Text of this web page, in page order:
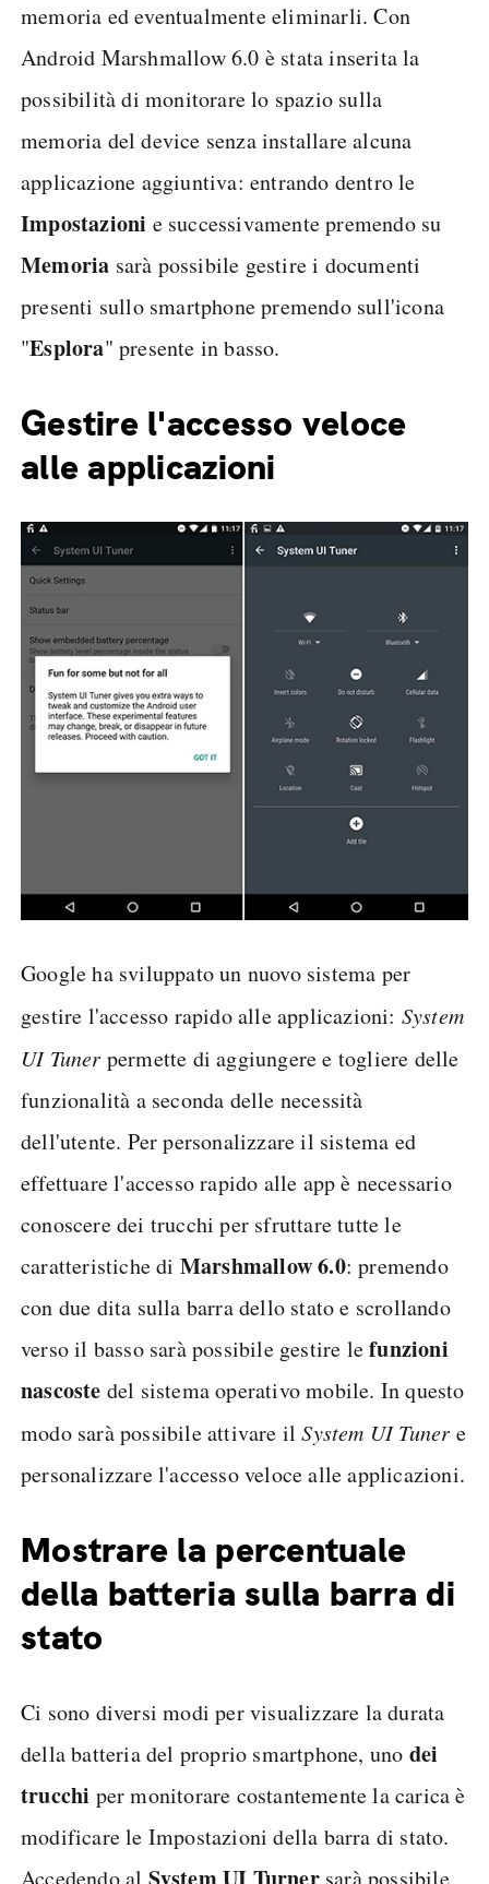
memoria ed eventualmente eliminarli. Con
Android Marshmallow 6.0 è stata inserita la
possibilità di monitorare lo spazio sulla
memoria del device senza installare alcuna
applicazione aggiuntiva: entrando dentro le
Impostazioni e successivamente premendo su
Memoria sarà possibile gestire i documenti
presenti sullo smartphone premendo sull'icona
"Esplora" presente in basso.
Gestire l'accesso veloce
alle applicazioni
Google ha sviluppato un nuovo sistema per
gestire l'accesso rapido alle applicazioni: System
UI Tuner permette di aggiungere e togliere delle
funzionalità a seconda delle necessità
dell'utente. Per personalizzare il sistema ed
effettuare l'accesso rapido alle app è necessario
conoscere dei trucchi per sfruttare tutte le
caratteristiche di Marshmallow 6.0: premendo
con due dita sulla barra dello stato e scrollando
verso il basso sarà possibile gestire lefunzioni
nascoste del sistema operativo mobile. In questo
modo sarà possibile attivare ilSystem UI Tuner e
personalizzare l'accesso veloce alle applicazioni.
Mostrare la percentuale
della batteria sulla barra di
stato
Ci sono diversi modi per visualizzare la durata
della batteria del proprio smartphone, uno dei
trucchi per monitorare costantemente la carica è
modificare le Impostazioni della barra di stato.
Accedendo al
sarà possibile